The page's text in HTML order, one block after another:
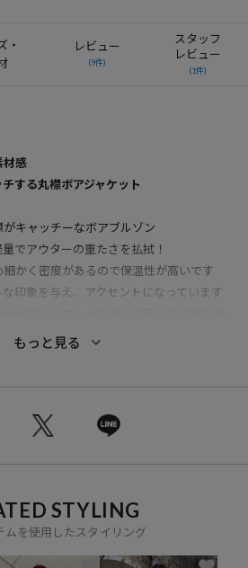
・
レビュー
(9件)
スタッフ
レビュー
(1件)
材感
する丸襟ボアジャケット
キャッチーなボアブルゾン
でアウターの重たさを払拭！
かく密度があるので保温性が高いです
印象を与え、アクセントになっています
でも、デイリーなカジュアルスタイルに
。
もっと見る
STYLING
ムを使用したスタイリング